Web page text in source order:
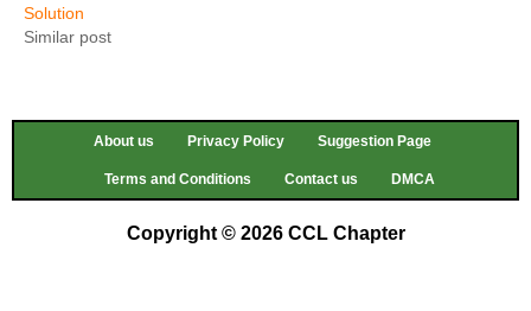
Solution
Similar post
About us Privacy Policy Suggestion Page
Terms and Conditions Contact us DMCA
Copyright © 2026 CCL Chapter